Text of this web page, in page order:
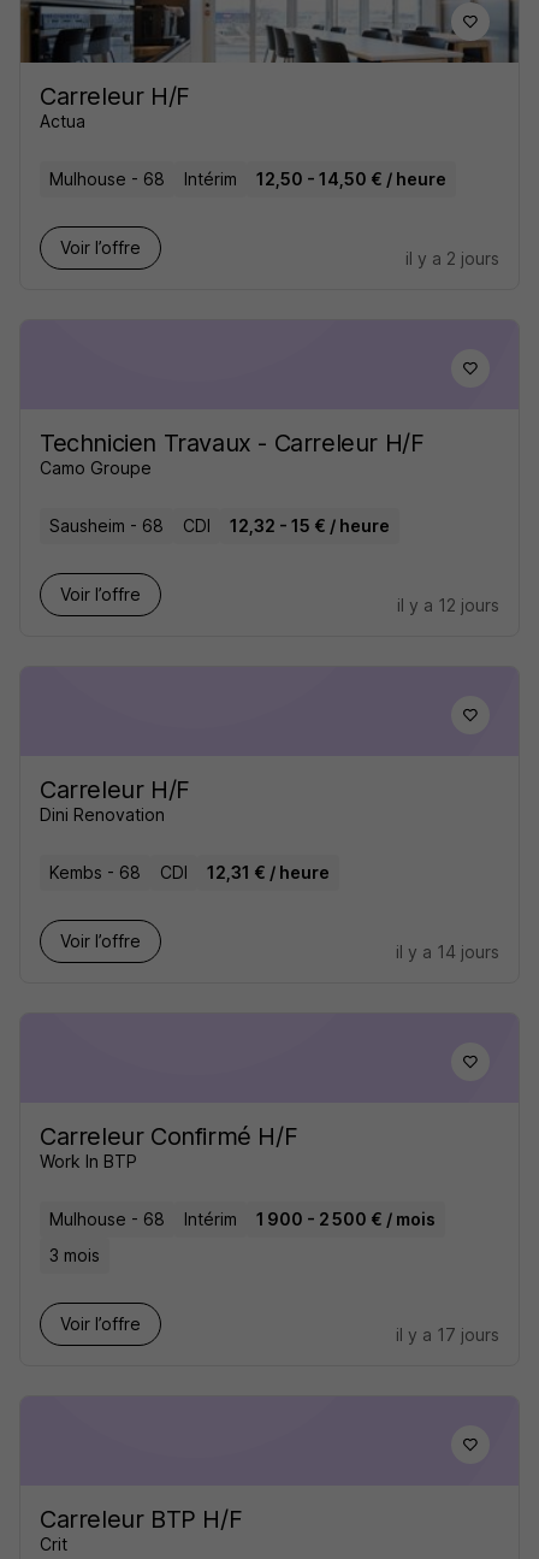
Carreleur H/F
Actua
Mulhouse - 68 Intérim 12,50 - 14,50 € / heure
Voir l’offre
il y a 2 jours
Technicien Travaux - Carreleur H/F
Camo Groupe
Sausheim - 68 CDI 12,32 - 15 € / heure
Voir l’offre
il y a 12 jours
Carreleur H/F
Dini Renovation
Kembs - 68 CDI 12,31 € / heure
Voir l’offre
il y a 14 jours
Carreleur Confirmé H/F
Work In BTP
Mulhouse - 68 Intérim
1 900 - 2 500 € / mois
3 mois
Voir l’offre
il y a 17 jours
Carreleur BTP H/F
Crit